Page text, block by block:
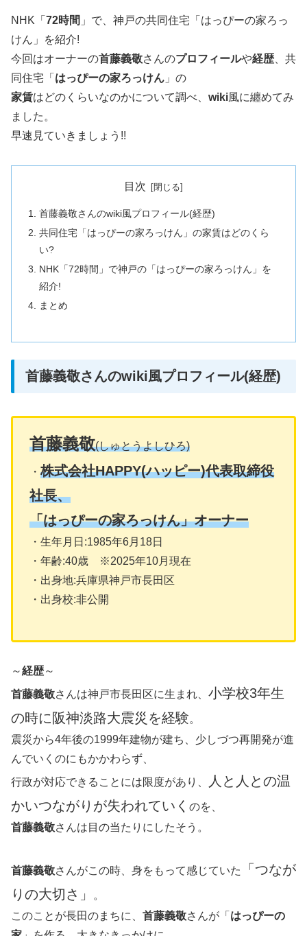
NHK「 72時間 」で、神戸の共同住宅「はっぴーの家ろっ
けん」を紹介!
今回はオーナーの首藤義敬さんのプロフィールや経歴 、共
同住宅「 はっぴーの家ろっけん 」の
家賃はどのくらいなのかについて調べ、 wiki風に纏めてみ
ました。
早速見ていきましょう!!
目次
首藤義敬さんのwiki風プロフィール(経歴)
共同住宅「はっぴーの家ろっけん」の家賃はどのくら
い?
NHK「72時間」で神戸の「はっぴーの家ろっけん」を
紹介!
まとめ
首藤義敬さんのwiki風プロフィール(経歴)
首藤義敬(しゅとうよしひろ)
・ 株式会社HAPPY(ハッピー)代表取締役
社長、
「はっぴーの家ろっけん」オーナー
・生年月日:1985年6月18日
・年齢:40歳 ※2025年10月現在
・出身地:兵庫県神戸市長田区
・出身校:非公開
～経歴～
首藤義敬さんは神戸市長田区に生まれ、 小学校3年生
の時に阪神淡路大震災を経験。
震災から4年後の1999年建物が建ち、少しづつ再開発が進
んでいくのにもかかわらず、
行政が対応できることには限度があり、
人と人との温
かいつながりが失われていく のを、
首藤義敬さんは目の当たりにしたそう。
首藤義敬さんがこの時、身をもって感じていた
「つなが
りの大切さ」
。
このことが長田のまちに、 首藤義敬さんが「 はっぴーの